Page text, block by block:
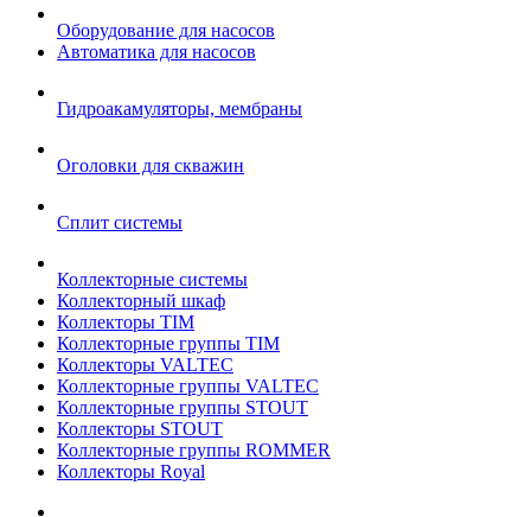
Оборудование для насосов
Автоматика для насосов
Гидроакамуляторы, мембраны
Оголовки для скважин
Сплит системы
Коллекторные системы
Коллекторный шкаф
Коллекторы TIM
Коллекторные группы TIM
Коллекторы VALTEC
Коллекторные группы VALTEC
Коллекторные группы STOUT
Коллекторы STOUT
Коллекторные группы ROMMER
Коллекторы Royal